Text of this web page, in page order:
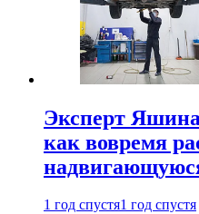
Эксперт Яшина
как вовремя
1 год спустя1 год спустя